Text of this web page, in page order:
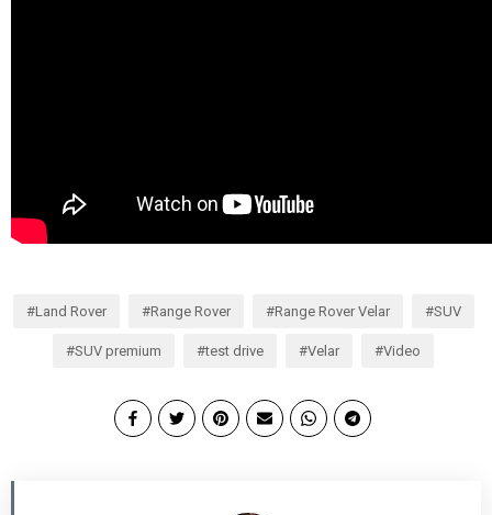
Land Rover Range Rover Range Rover Velar SUV
SUV premium test drive Velar Video